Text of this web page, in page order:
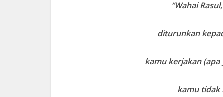
“Wahai
diturunkan
kamu kerjakan
kamu tidak